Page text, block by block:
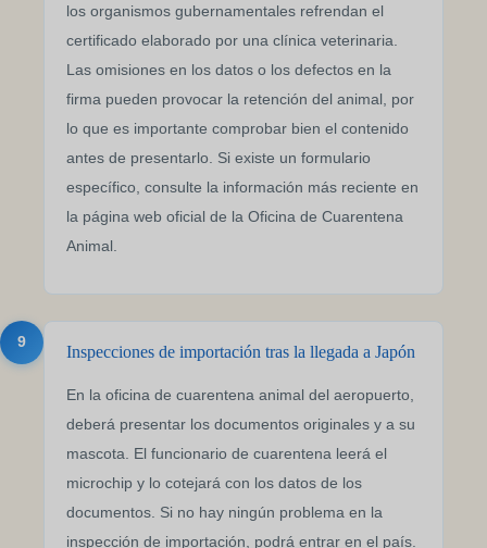
los organismos gubernamentales refrendan el
certificado elaborado por una clínica veterinaria.
Las omisiones en los datos o los defectos en la
firma pueden provocar la retención del animal, por
lo que es importante comprobar bien el contenido
antes de presentarlo. Si existe un formulario
específico, consulte la información más reciente en
la página web oficial de la Oficina de Cuarentena
Animal.
9
Inspecciones de importación tras la llegada a Japón
En la oficina de cuarentena animal del aeropuerto,
deberá presentar los documentos originales y a su
mascota. El funcionario de cuarentena leerá el
microchip y lo cotejará con los datos de los
documentos. Si no hay ningún problema en la
inspección de importación, podrá entrar en el país.